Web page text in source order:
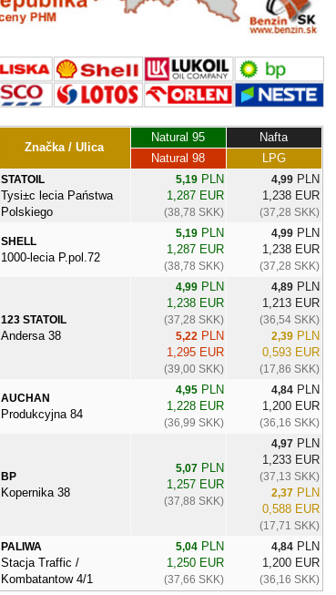
Značka / Ulica
Natural 95
Nafta
Natural 98
LPG
STATOIL
Tysi±c lecia Państwa
Polskiego
5,19PLN
1,287 EUR
(38,78 SKK)
4,99PLN
1,238 EUR
(37,28 SKK)
SHELL
1000-lecia P.pol.72
5,19PLN
1,287 EUR
(38,78 SKK)
4,99PLN
1,238 EUR
(37,28 SKK)
123 STATOIL
Andersa 38
4,99PLN
1,238 EUR
(37,28 SKK)
5,22 PLN
1,295 EUR
(39,00 SKK)
4,89PLN
1,213 EUR
(36,54 SKK)
2,39PLN
0,593 EUR
(17,86 SKK)
AUCHAN
Produkcyjna 84
4,95PLN
1,228 EUR
(36,99 SKK)
4,84PLN
1,200 EUR
(36,16 SKK)
BP
Kopernika 38
5,07PLN
1,257 EUR
(37,88 SKK)
4,97PLN
1,233 EUR
(37,13 SKK)
2,37PLN
0,588 EUR
(17,71 SKK)
PALIWA
Stacja Traffic /
Kombatantow 4/1
5,04PLN
1,250 EUR
(37,66 SKK)
4,84PLN
1,200 EUR
(36,16 SKK)